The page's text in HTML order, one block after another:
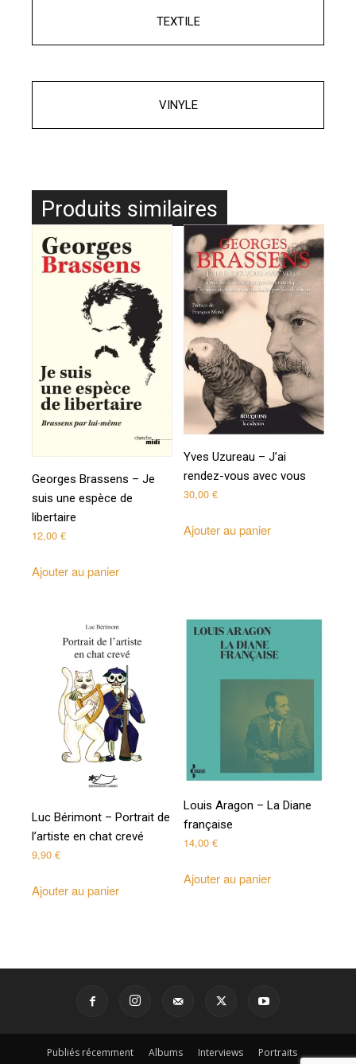
TEXTILE
VINYLE
Produits similaires
Georges Brassens – Je
suis une espèce de
libertaire
12,00 €
Ajouter au panier
Yves Uzureau – J’ai
rendez-vous avec vous
30,00€
Ajouter au panier
Luc Bérimont – Portrait de
l’artiste en chat crevé
9,90 €
Ajouter au panier
Louis Aragon – La Diane
française
14,00€
Ajouter au panier
Publiés récemment Albums Interviews
Portraits